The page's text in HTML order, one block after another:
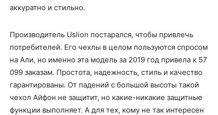
аккуратно и стильно.
Производитель Uslion постарался, чтобы привлечь
потребителей. Его чехлы в целом пользуются спросом
на Али, но именно эта модель за 2019 год привела к 57
099 заказам. Простота, надежность, стиль и качество
гарантированы. От падений с большой высоты такой
чехол Айфон не защитит, но какие-никакие защитные
функции выполняет. А для тех, кому не так интересен